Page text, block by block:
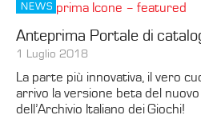
NEWS
Anteprima Portale di
1 Luglio 2018
La parte più innovativa, il vero
arrivo la versione beta del
dell’Archivio Italiano dei Giochi!